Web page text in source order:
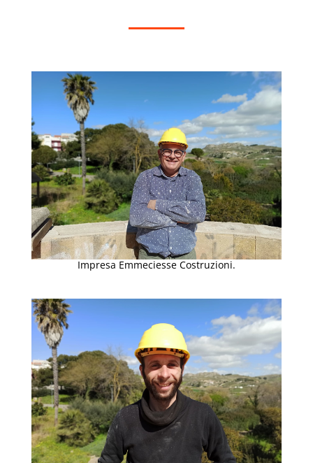
Impresa Emmeciesse Costruzioni.